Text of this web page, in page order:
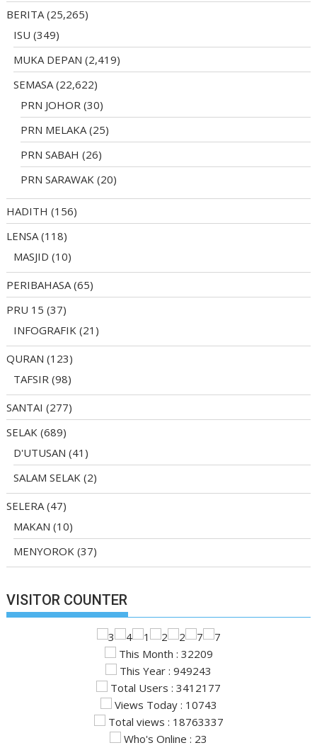
BERITA (25,265)
ISU (349)
MUKA DEPAN (2,419)
SEMASA (22,622)
PRN JOHOR (30)
PRN MELAKA (25)
PRN SABAH (26)
PRN SARAWAK (20)
HADITH (156)
LENSA (118)
MASJID (10)
PERIBAHASA (65)
PRU 15 (37)
INFOGRAFIK (21)
QURAN (123)
TAFSIR (98)
SANTAI (277)
SELAK (689)
D'UTUSAN (41)
SALAM SELAK (2)
SELERA (47)
MAKAN (10)
MENYOROK (37)
VISITOR COUNTER
This Month : 32209
This Year : 949243
Total Users : 3412177
Views Today : 10743
Total views : 18763337
Who's Online : 23